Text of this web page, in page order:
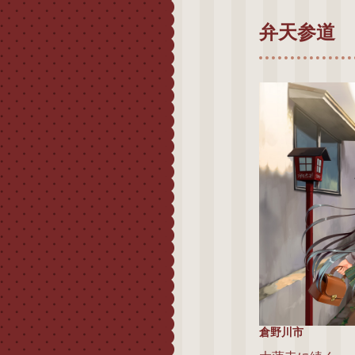
弁天参道
倉野川市